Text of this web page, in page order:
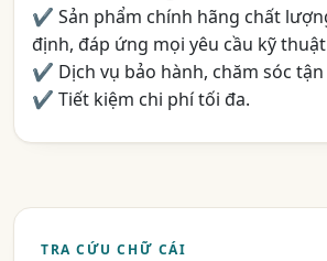
✔ Sản phẩm chính hãng chất
định, đáp ứng mọi yêu cầu kỹ thuật
✔ Dịch vụ bảo hành, chăm sóc
✔ Tiết kiệm chi phí tối đa.
TRA CỨU CHỮ CÁI